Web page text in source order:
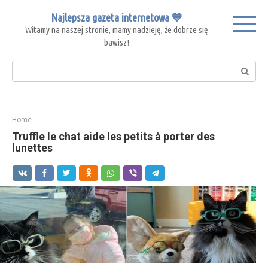
content
Najlepsza gazeta internetowa 💙
Witamy na naszej stronie, mamy nadzieję, że dobrze się
bawisz!
Search:
Home
Truffle le chat aide les petits à porter des
lunettes